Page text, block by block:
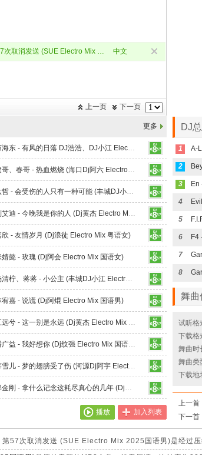
休眠火山 - 第57次取消发送 (SUE Electro Mix 2025国语男)
中文
下一页
上一页
更多
万海东 - 有风的日落 DJ浩浩、DJ小江 Electro Mix)
健哥、春哥 - 热血燃烧 (海口Dj阿六 Electro Mix 粤语男)
六哲 - 会受伤的人只有一种可能 (丰城DJ小江 Electro Mix)
刘艾迪 - 今晚我是你的人 (Dj黄杰 Electro Mix 国语女)
欣 - 友情岁月 (Dj浪徒 Electro Mix 粤语女)
婧懿 - 玫瑰 (Dj阿会 Electro Mix 国语女)
杨清柠、蒋蒋 - 小公主 (丰城DJ小江 Electro Mix)
宥嘉 - 说谎 (Dj阿焜 Electro Mix 国语男)
江远兮 - 这一别是永远 (Dj黄杰 Electro Mix 国语男)
潘广益 - 我好想你 (Dj纹强 Electro Mix 国语男)
蒋雪儿 - 梦的翅膀受了伤 (河源Dj阿宇 Electro Mix 国语女)
邵金刚 - 拿什么记念这耗尽真心的几年 (Dj黄杰、DjAzge Electro Mix 国语男)
加入列表
播放
DJ
1 A-
2
3
4
5
6 F4
7
8
舞曲
试听格
下载格
舞曲时
舞曲类
下载地
上一首
下一首
57次取消发送 (SUE Electro Mix 2025国语男)是经过